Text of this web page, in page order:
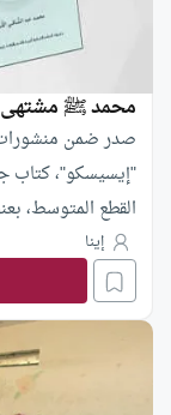
محمد ﷺ مشتهى
صدر ضمن منشورات
القطع المتوسط،
الأمم"، من تأليف
إينا